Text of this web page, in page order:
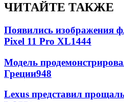
ЧИТАЙТЕ ТАКЖЕ
Появились изображения
Pixel 11 Pro XL1444
Модель
Греции948
Lexus представил